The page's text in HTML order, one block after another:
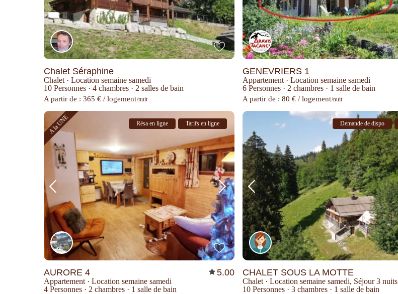
Chalet Séraphine
Chalet · Location semaine samedi
10 Personnes · 4 chambres · 2 salles de bain
A partir de : 365 € / logement/nuit
GENEVRIERS 1
Appartement · Location semaine samedi
6 Personnes · 2 chambres · 1 salle de bain
A partir de : 80 € / logement/nuit
A la UNE Résa en ligne Tarifs en ligne
AURORE 4 5.00
Appartement · Location semaine samedi
4 Personnes · 2 chambres · 1 salle de bain
Demande de dispo
CHALET SOUS LA MOTTE
Chalet · Location semaine samedi, Séjour 3 nuits
10 Personnes · 3 chambres · 1 salle de bain